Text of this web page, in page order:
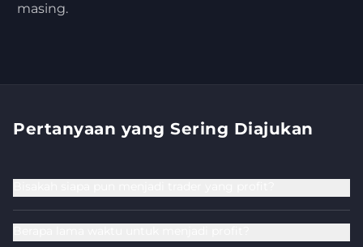
masing.
Pertanyaan yang Sering Diajukan